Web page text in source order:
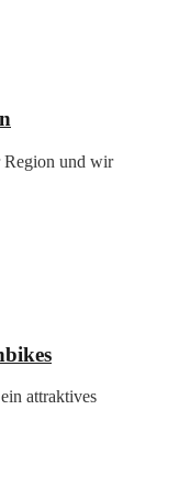
Region und wir
attraktives